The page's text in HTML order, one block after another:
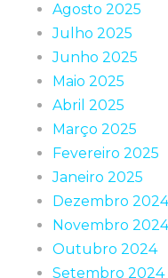
Agosto 2025
Julho 2025
Junho 2025
Maio 2025
Abril 2025
Março 2025
Fevereiro 2025
Janeiro 2025
Dezembro 2024
Novembro 2024
Outubro 2024
Setembro 2024